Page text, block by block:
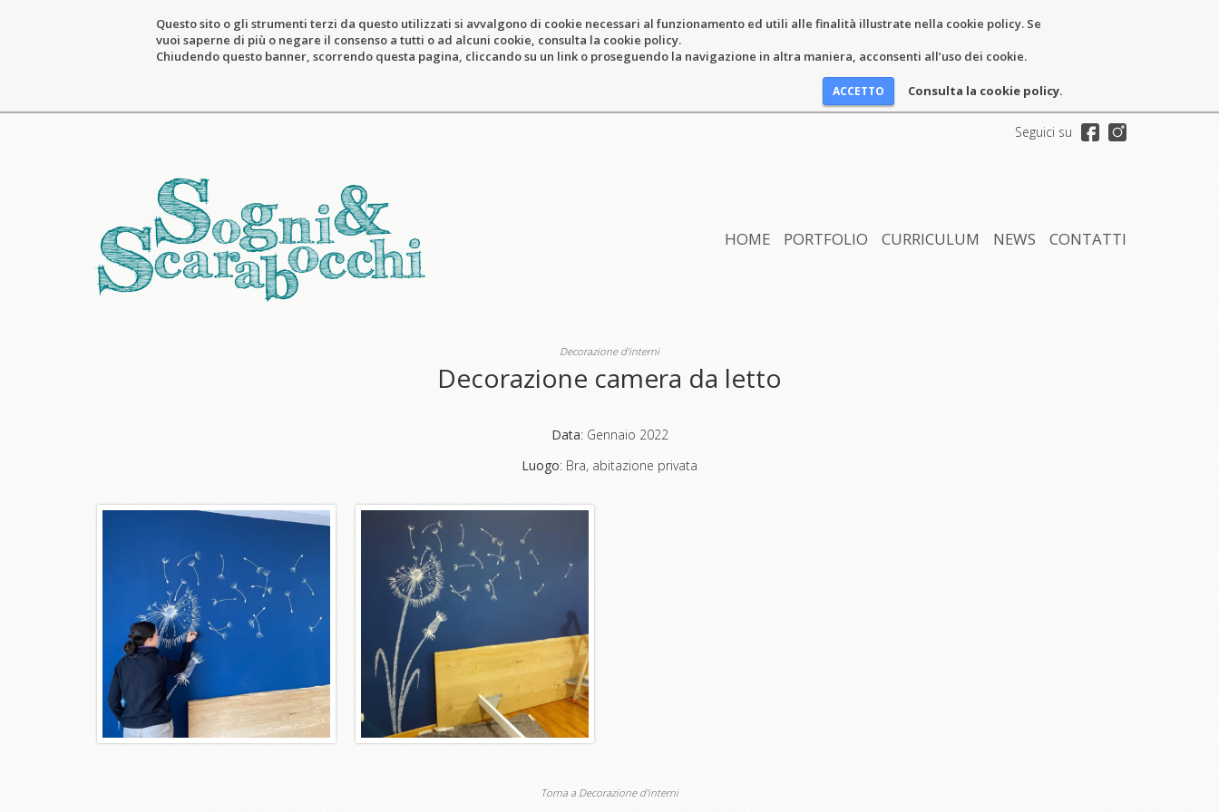
Questo sito o gli strumenti terzi da questo utilizzati si avvalgono di cookie necessari al funzionamento ed utili alle finalità illustrate nella cookie policy. Se
vuoi saperne di più o negare il consenso a tutti o ad alcuni cookie, consulta la cookie policy.
Chiudendo questo banner, scorrendo questa pagina, cliccando su un link o proseguendo la navigazione in altra maniera, acconsenti all’uso dei cookie.
Consulta la cookie policy.
Seguici su
HOME PORTFOLIO CURRICULUM NEWS CONTATTI
Decorazione d'interni
Decorazione camera da letto
Data: Gennaio 2022
Luogo: Bra, abitazione privata
Torna a Decorazione d'interni